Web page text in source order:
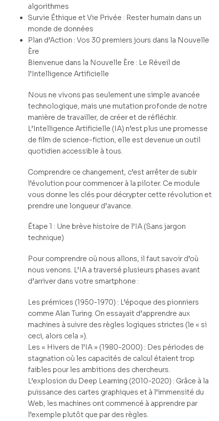
algorithmes
Survie Éthique et Vie Privée : Rester humain dans un
monde de données
Plan d’Action : Vos 30 premiers jours dans la Nouvelle
Ère
Bienvenue dans la Nouvelle Ère : Le Réveil de
l’Intelligence Artificielle
Nous ne vivons pas seulement une simple avancée
technologique, mais une mutation profonde de notre
manière de travailler, de créer et de réfléchir.
L’Intelligence Artificielle (IA) n’est plus une promesse
de film de science-fiction, elle est devenue un outil
quotidien accessible à tous.
Comprendre ce changement, c’est arrêter de subir
l’évolution pour commencer à la piloter. Ce module
vous donne les clés pour décrypter cette révolution et
prendre une longueur d’avance.
Étape 1 : Une brève histoire de l’IA (Sans jargon
technique)
Pour comprendre où nous allons, il faut savoir d’où
nous venons. L’IA a traversé plusieurs phases avant
d’arriver dans votre smartphone :
Les prémices (1950-1970) : L’époque des pionniers
comme Alan Turing. On essayait d’apprendre aux
machines à suivre des règles logiques strictes (le « si
ceci, alors cela »).
Les « Hivers de l’IA » (1980-2000) : Des périodes de
stagnation où les capacités de calcul étaient trop
faibles pour les ambitions des chercheurs.
L’explosion du Deep Learning (2010-2020) : Grâce à la
puissance des cartes graphiques et à l’immensité du
Web, les machines ont commencé à apprendre par
l’exemple plutôt que par des règles.